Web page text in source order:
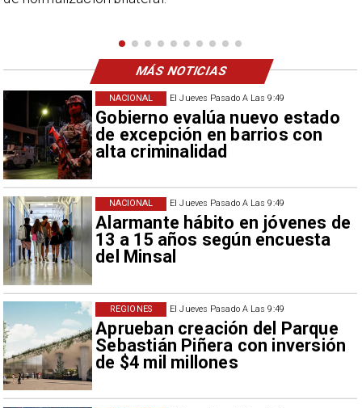
El Jueves Pasado A Las 9:49
Gobierno evalúa nuevo estado
de excepción en barrios con
alta criminalidad
NACIONAL
El Jueves Pasado A Las 9:49
Alarmante hábito en jóvenes de
13 a 15 años según encuesta
del Minsal
NACIONAL
El Jueves Pasado A Las 9:49
Aprueban creación del Parque
Sebastián Piñera con inversión
de $4 mil millones
REGIONES
MÁS NOTICIAS